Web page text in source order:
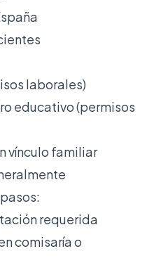
laborales)
educativo (permisos
vínculo familiar
requerida
comisaría o